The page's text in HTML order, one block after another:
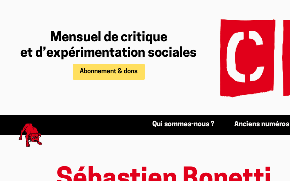
Mensuel de critique
et d’expérimentation sociales
Abonnement & dons
Qui sommes-nous ? Anciens numéros